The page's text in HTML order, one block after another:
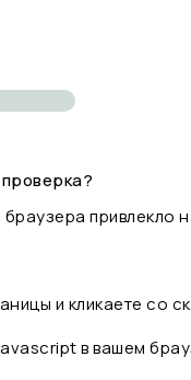
привлекло
и кликаете
в вашем